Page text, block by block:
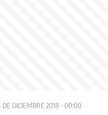
DE DICIEMBRE 2018 - 00:00